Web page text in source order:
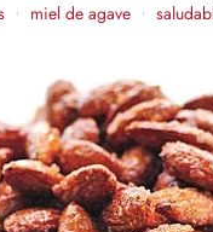
• miel de agave •